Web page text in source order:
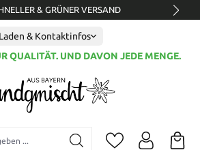
& GRÜNER VERSAND
Laden & Kontaktinfos
QUALITÄT. UND DAVON JEDE MENGE.
...